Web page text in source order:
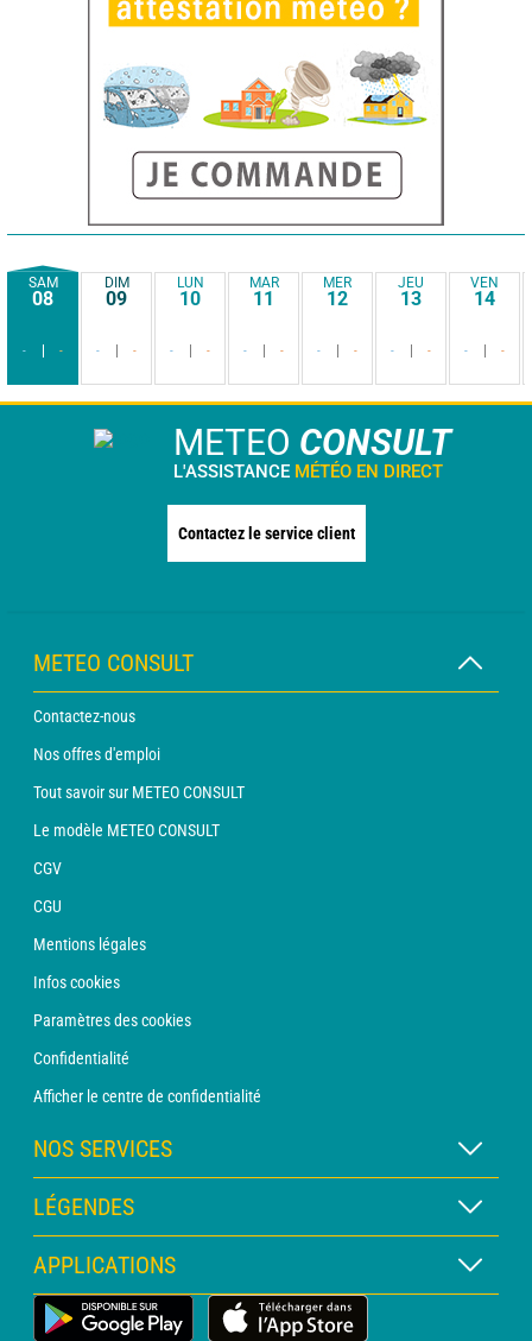
SAM
08
- -
DIM
09
- -
LUN
10
- -
MAR
11
- -
MER
12
- -
JEU
13
- -
VEN
14
- -
METEO CONSULT
L'ASSISTANCE MÉTÉO EN DIRECT
Contactez le service client
METEO CONSULT
Contactez-nous
Nos offres d'emploi
Tout savoir sur METEO CONSULT
Le modèle METEO CONSULT
CGV
CGU
Mentions légales
Infos cookies
Paramètres des cookies
Confidentialité
Afficher le centre de confidentialité
NOS SERVICES
Abonnement METEO Xpert
Abonnement METEO PRO
Consultation avec un prévisionniste
Bulletin PRO
LÉGENDES
Légende des cartes
Légende des pictogrammes
Glossaire
APPLICATIONS
Application Météo Terrestre